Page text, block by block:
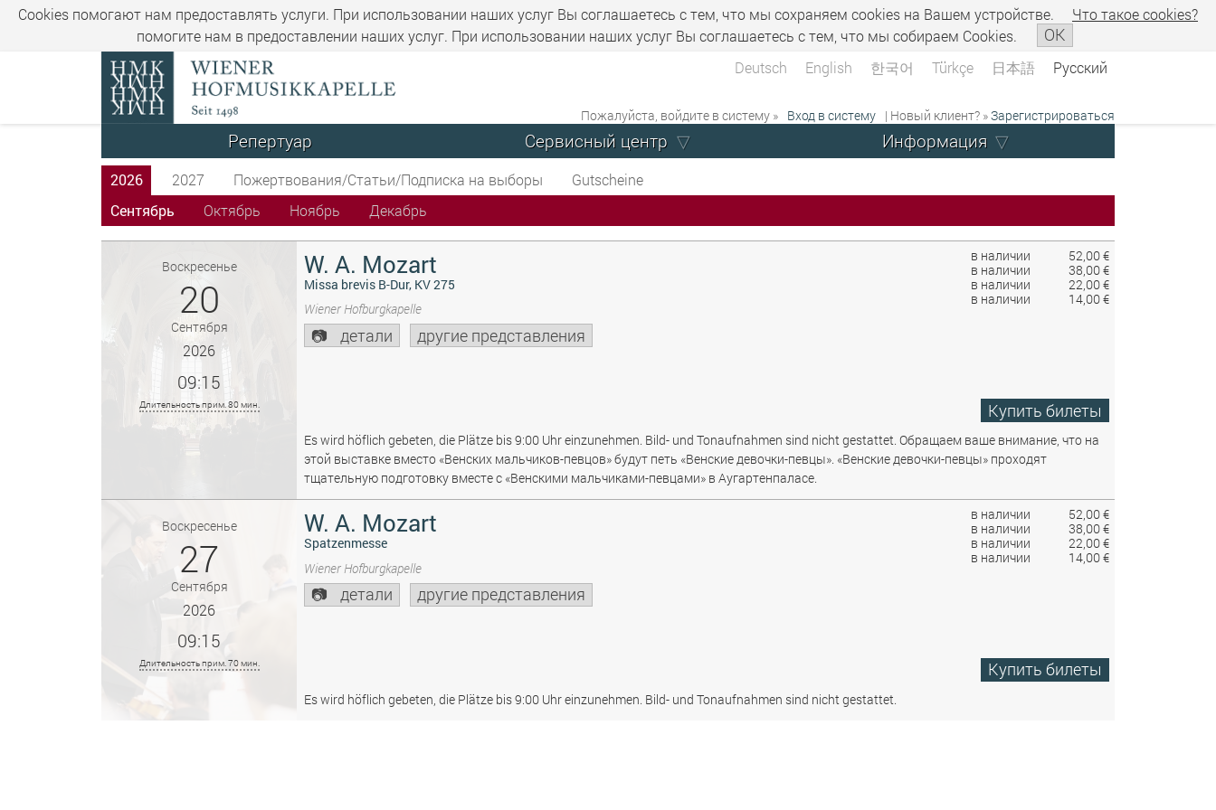
Cookies помогают нам предоставлять услуги. При использовании наших услуг Вы соглашаетесь с тем, что мы сохраняем сookies на Вашем устройстве.
Что такое сookies?
помогите нам в предоставлении наших услуг. При использовании наших услуг Вы соглашаетесь с тем, что мы собираем Cookies.
OK
Deutsch English 한국어 Türkçe 日本語 Русский
Пожалуйста, войдите в систему » Вход в систему | Новый клиент? »Зарегистрироваться
Репертуар Сервисный центр Информация
2026 2027 Пожертвования/Статьи/Подписка на выборы
Gutscheine
Сентябрь
Октябрь Ноябрь Декабрь
в наличии
52,00 €
в наличии
38,00 €
в наличии
22,00 €
в наличии
14,00 €
Воскресенье
20
Сентября
2026
09:15
Длительность прим. 80 мин.
W. A. Mozart
Missa brevis B-Dur, KV 275
Wiener Hofburgkapelle
детали другие представления
Купить билеты
Es wird höflich gebeten, die Plätze bis 9:00 Uhr einzunehmen. Bild- und Tonaufnahmen sind nicht gestattet. Обращаем ваше внимание, что на
этой выставке вместо «Венских мальчиков-певцов» будут петь «Венские девочки-певцы». «Венские девочки-певцы» проходят
тщательную подготовку вместе с «Венскими мальчиками-певцами» в Аугартенпаласе.
в наличии
52,00 €
в наличии
38,00 €
в наличии
22,00 €
в наличии
14,00 €
Воскресенье
27
Сентября
2026
09:15
Длительность прим. 70 мин.
W. A. Mozart
Spatzenmesse
Wiener Hofburgkapelle
детали другие представления
Купить билеты
Es wird höflich gebeten, die Plätze bis 9:00 Uhr einzunehmen. Bild- und Tonaufnahmen sind nicht gestattet.